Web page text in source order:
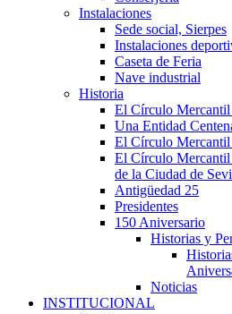
Instalaciones
Sede social, Sierpes
Instalaciones
Caseta de Feria
Nave industrial
Historia
El Círculo
Una Entidad
El Círculo
El Círculo Mercantil
de la Ciudad de
Antigüedad 25
Presidentes
150 Aniversario
Historias y
Noticias
INSTITUCIONAL